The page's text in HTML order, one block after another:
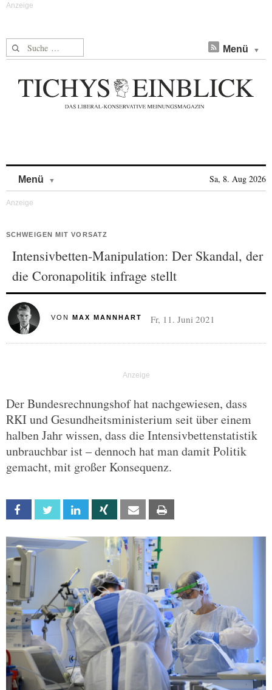
Suche nach: Menü
Menü Sa, 8. Aug 2026
SCHWEIGEN MIT VORSATZ
Intensivbetten-Manipulation: Der Skandal, der
die Coronapolitik infrage stellt
VON MAX MANNHART Fr, 11. Juni 2021
Der Bundesrechnungshof hat nachgewiesen, dass
RKI und Gesundheitsministerium seit über einem
halben Jahr wissen, dass die Intensivbettenstatistik
unbrauchbar ist – dennoch hat man damit Politik
gemacht, mit großer Konsequenz.
Facebook Twitter Linkedin Xing Email